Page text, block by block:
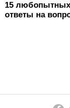
15
ответы на